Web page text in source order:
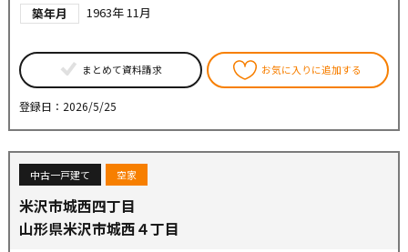
築年月
1963年 11月
まとめて資料請求 お気に入りに追加する
登録日：2026/5/25
中古一戸建て 空家
米沢市城西四丁目
山形県米沢市城西４丁目